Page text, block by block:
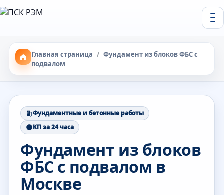
Главная страница / Фундамент из блоков ФБС с
подвалом
Фундаментные и бетонные работы
КП за 24 часа
Фундамент из блоков
ФБС с подвалом в
Москве